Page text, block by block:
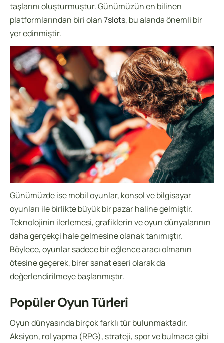
taşlarını oluşturmuştur. Günümüzün en bilinen
platformlarından biri olan7slots, bu alanda önemli bir
yer edinmiştir.
Günümüzde ise mobil oyunlar, konsol ve bilgisayar
oyunları ile birlikte büyük bir pazar haline gelmiştir.
Teknolojinin ilerlemesi, grafiklerin ve oyun dünyalarının
daha gerçekçi hale gelmesine olanak tanımıştır.
Böylece, oyunlar sadece bir eğlence aracı olmanın
ötesine geçerek, birer sanat eseri olarak da
değerlendirilmeye başlanmıştır.
Popüler Oyun Türleri
Oyun dünyasında birçok farklı tür bulunmaktadır.
Aksiyon, rol yapma (RPG), strateji, spor ve bulmaca gibi